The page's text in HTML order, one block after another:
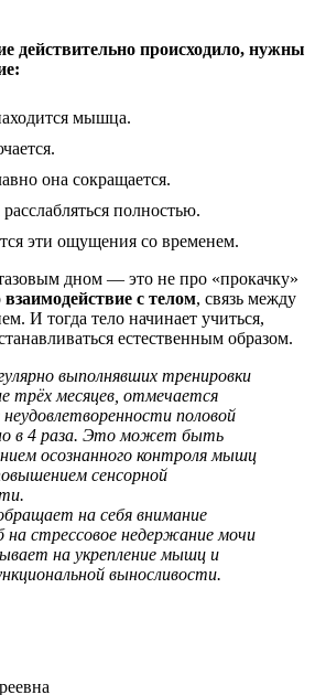
действительно происходило, нужны
мышца.
она сокращается.
полностью.
эти ощущения со временем.
дном — это не про «прокачку»
взаимодействие с телом, связь между
И тогда тело начинает учиться,
естественным образом.
выполнявших тренировки
трёх месяцев, отмечается
половой
в 4 раза. Это может быть
осознанного контроля мышц
сенсорной
на себя внимание
стрессовое недержание мочи
на укрепление мышц и
выносливости.